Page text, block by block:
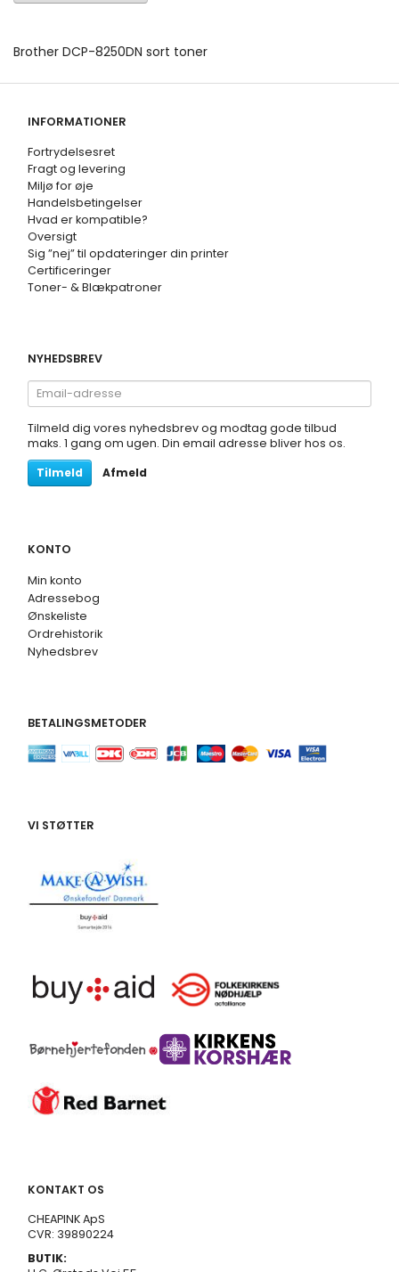
Brother DCP-8250DN sort toner
INFORMATIONER
Fortrydelsesret
Fragt og levering
Miljø for øje
Handelsbetingelser
Hvad er kompatible?
Oversigt
Sig ”nej” til opdateringer din printer
Certificeringer
Toner- & Blækpatroner
NYHEDSBREV
Email-
adresse
Tilmeld dig vores nyhedsbrev og modtag gode tilbud
maks. 1 gang om ugen. Din email adresse bliver hos os.
Tilmeld
Afmeld
KONTO
Min konto
Adressebog
Ønskeliste
Ordrehistorik
Nyhedsbrev
BETALINGSMETODER
VI STØTTER
KONTAKT OS
CHEAPINK ApS
CVR: 39890224
BUTIK: